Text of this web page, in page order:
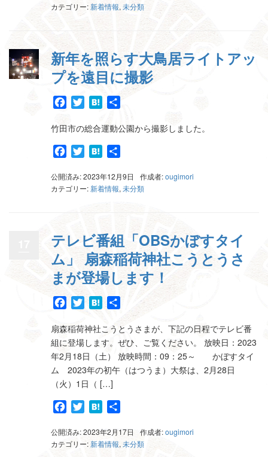
カテゴリー:新着情報, 未分類
新年を照らす大鳥居ライトアッ
プを遠目に撮影
FacebookTwitterHatena
竹田市の総合運動公園から撮影しました。
FacebookTwitterHatena
公開済み: 2023年12月9日 作成者:ougimori
カテゴリー:新着情報, 未分類
テレビ番組「OBSかぼすタイ
ム」 扇森稲荷神社こうとうさ
まが登場します！
Facebook
TwitterHatena
有
扇森稲荷神社こうとうさまが、下記の日程でテレビ番
組に登場します。ぜひ、ご覧ください。 放映日：2023
年2月18日（土） 放映時間：09：25～ かぼすタイ
ム 2023年の初午（はつうま）大祭は、2月28日
（火）1日（ […]
FacebookTwitterHatena
公開済み: 2023年2月17日 作成者:ougimori
カテゴリー:新着情報, 未分類